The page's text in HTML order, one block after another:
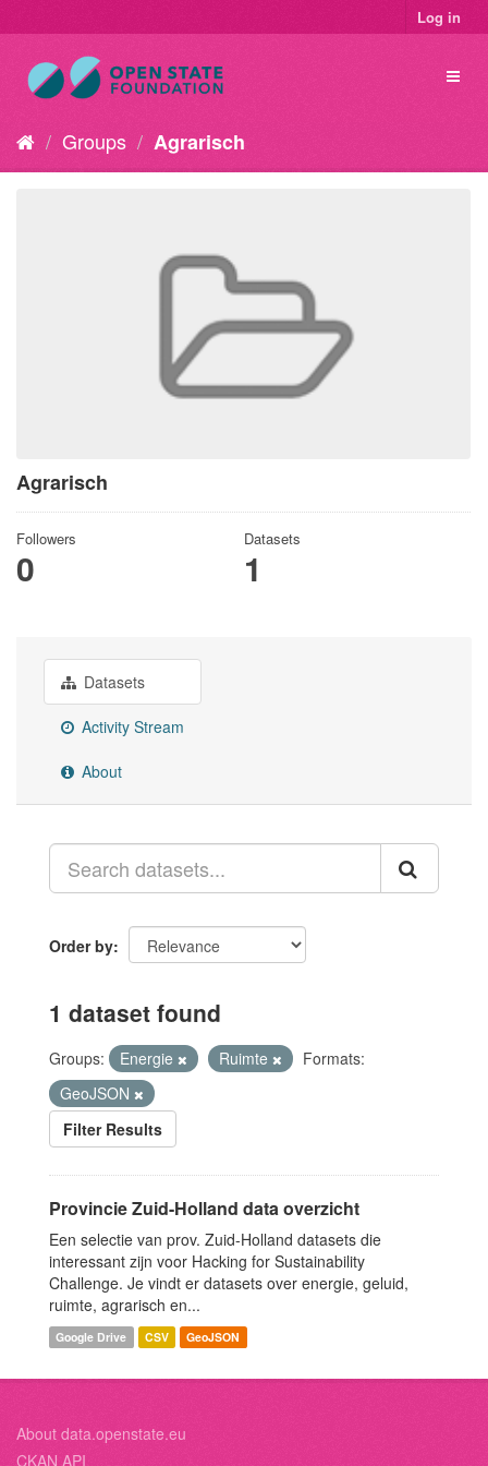
Log in
Groups Agrarisch
Agrarisch
Followers
0
Datasets
1
Datasets
Activity Stream
About
Order by
1 dataset found
Groups: Energie Ruimte
Formats:
GeoJSON
Filter Results
Provincie Zuid-Holland data overzicht
Een selectie van prov. Zuid-Holland datasets die
interessant zijn voor Hacking for Sustainability
Challenge. Je vindt er datasets over energie, geluid,
ruimte, agrarisch en...
Google Drive CSV GeoJSON
About data.openstate.eu
CKAN API